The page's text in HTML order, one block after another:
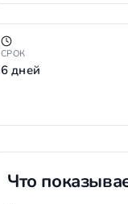
СРОК
6 дней
Что